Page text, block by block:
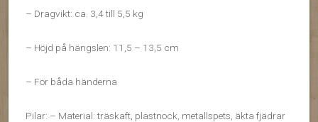
– Dragvikt: ca. 3,4 till 5,5 kg
– Höjd på hängslen: 11,5 – 13,5 cm
– För båda händerna
Pilar: – Material: träskaft, plastnock, metallspets, äkta fjädrar